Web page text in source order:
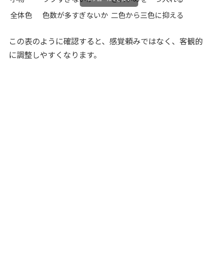
全体色
色数が多すぎないか 二色から三色に抑える
この表のように確認すると、感覚頼みではなく、客観的
に調整しやすくなります。